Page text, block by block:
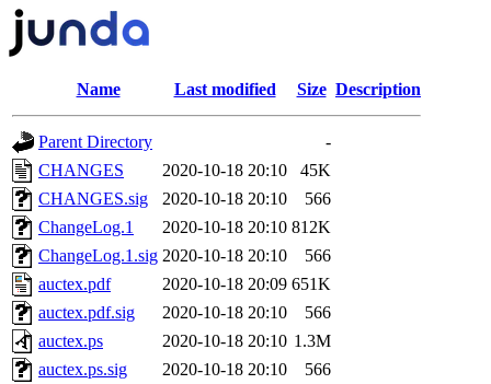
Name Last modified Size Description
Parent Directory
-
CHANGES
2020-10-18 20:10
45K
CHANGES.sig
2020-10-18 20:10
566
ChangeLog.1
2020-10-18 20:10 812K
ChangeLog.1.sig 2020-10-18 20:10
566
auctex.pdf
2020-10-18 20:09 651K
auctex.pdf.sig
2020-10-18 20:10
566
auctex.ps
2020-10-18 20:10 1.3M
auctex.ps.sig
2020-10-18 20:10
566